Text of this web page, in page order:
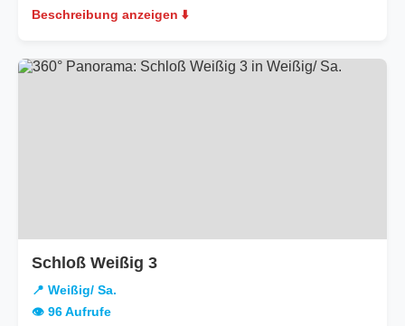
Beschreibung anzeigen ⬇️
Schloß Weißig 3in
📍 Weißig/ Sa.
👁️ 96 Aufrufe